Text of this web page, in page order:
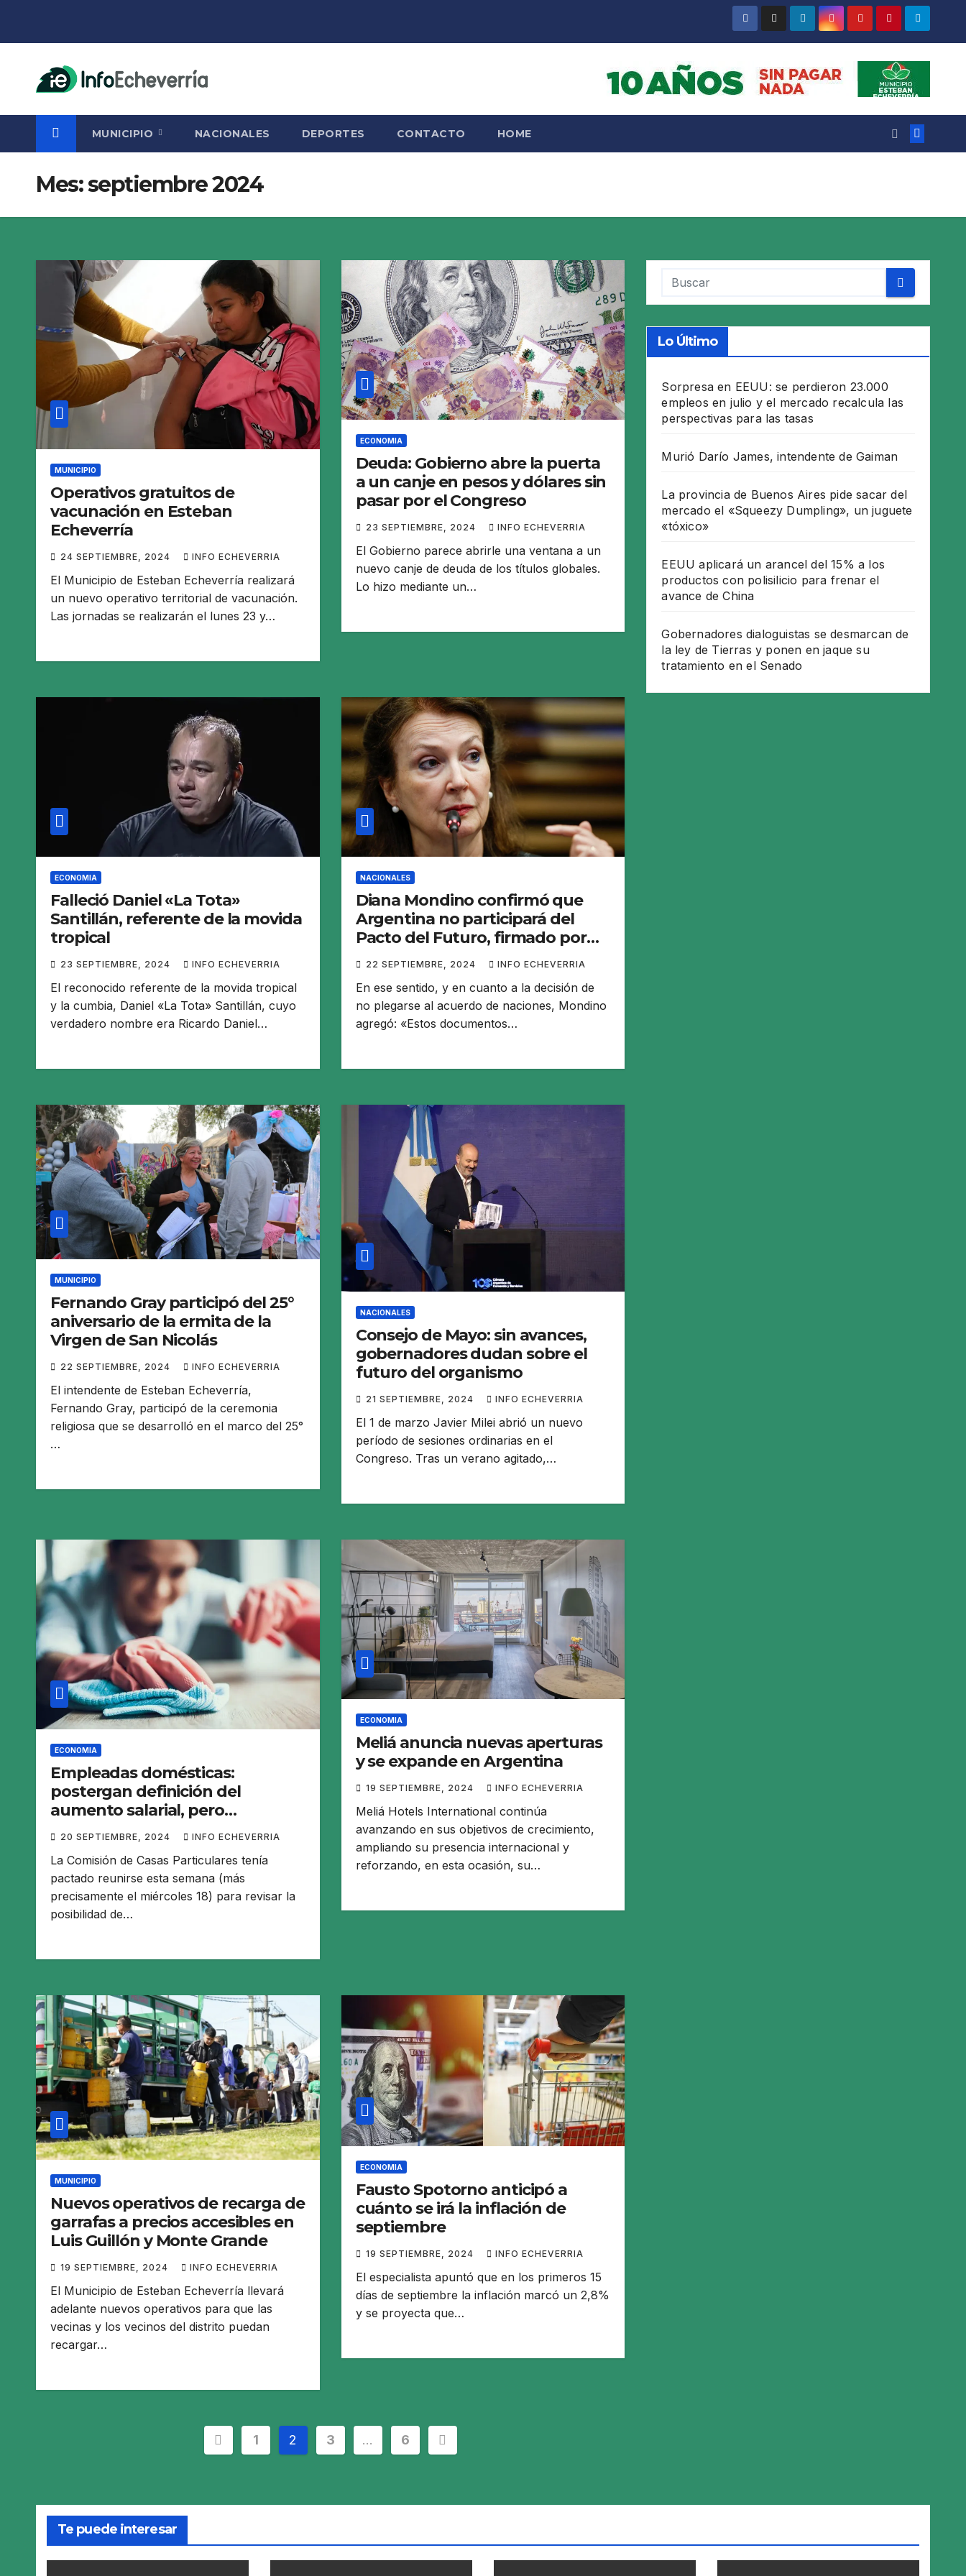
MUNICIPIO NACIONALES DEPORTES CONTACTO HOME
Mes:septiembre 2024
MUNICIPIO
Operativos gratuitos de
vacunación en Esteban
Echeverría
24 SEPTIEMBRE, 2024 INFO ECHEVERRIA
El Municipio de Esteban Echeverría realizará
un nuevo operativo territorial de vacunación.
Las jornadas se realizarán el lunes 23 y…
ECONOMIA
Deuda: Gobierno abre la puerta
a un canje en pesos y dólares sin
pasar por el Congreso
23 SEPTIEMBRE, 2024 INFO ECHEVERRIA
El Gobierno parece abrirle una ventana a un
nuevo canje de deuda de los títulos globales.
Lo hizo mediante un…
ECONOMIA
Falleció Daniel «La Tota»
Santillán, referente de la movida
tropical
23 SEPTIEMBRE, 2024 INFO ECHEVERRIA
El reconocido referente de la movida tropical
y la cumbia, Daniel «La Tota» Santillán, cuyo
verdadero nombre era Ricardo Daniel…
NACIONALES
Diana Mondino confirmó que
Argentina no participará del
Pacto del Futuro, firmado por
193 países
22 SEPTIEMBRE, 2024 INFO ECHEVERRIA
En ese sentido, y en cuanto a la decisión de
no plegarse al acuerdo de naciones, Mondino
agregó: «Estos documentos…
MUNICIPIO
Fernando Gray participó del 25°
aniversario de la ermita de la
Virgen de San Nicolás
22 SEPTIEMBRE, 2024 INFO ECHEVERRIA
El intendente de Esteban Echeverría,
Fernando Gray, participó de la ceremonia
religiosa que se desarrolló en el marco del 25°
…
NACIONALES
Consejo de Mayo: sin avances,
gobernadores dudan sobre el
futuro del organismo
21 SEPTIEMBRE, 2024 INFO ECHEVERRIA
El 1 de marzo Javier Milei abrió un nuevo
período de sesiones ordinarias en el
Congreso. Tras un verano agitado,…
ECONOMIA
Empleadas domésticas:
postergan definición del
aumento salarial, pero
confirman suba de adicionales
20 SEPTIEMBRE, 2024 INFO ECHEVERRIA
La Comisión de Casas Particulares tenía
pactado reunirse esta semana (más
precisamente el miércoles 18) para revisar la
posibilidad de…
ECONOMIA
Meliá anuncia nuevas aperturas
y se expande en Argentina
19 SEPTIEMBRE, 2024 INFO ECHEVERRIA
Meliá Hotels International continúa
avanzando en sus objetivos de crecimiento,
ampliando su presencia internacional y
reforzando, en esta ocasión, su…
MUNICIPIO
Nuevos operativos de recarga de
garrafas a precios accesibles en
Luis Guillón y Monte Grande
19 SEPTIEMBRE, 2024 INFO ECHEVERRIA
El Municipio de Esteban Echeverría llevará
adelante nuevos operativos para que las
vecinas y los vecinos del distrito puedan
recargar…
ECONOMIA
Fausto Spotorno anticipó a
cuánto se irá la inflación de
septiembre
19 SEPTIEMBRE, 2024 INFO ECHEVERRIA
El especialista apuntó que en los primeros 15
días de septiembre la inflación marcó un 2,8%
y se proyecta que…
Paginación
entradas
1 2 3 … 6
Lo Último
Sorpresa en EEUU: se perdieron 23.000
empleos en julio y el mercado recalcula las
perspectivas para las tasas
Murió Darío James, intendente de Gaiman
La provincia de Buenos Aires pide sacar del
mercado el «Squeezy Dumpling», un juguete
«tóxico»
EEUU aplicará un arancel del 15% a los
productos con polisilicio para frenar el
avance de China
Gobernadores dialoguistas se desmarcan de
la ley de Tierras y ponen en jaque su
tratamiento en el Senado
Te puede interesar